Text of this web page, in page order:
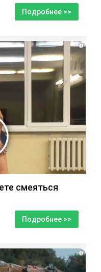
Подробнее >>
i
смеяться
Подробнее >>
i